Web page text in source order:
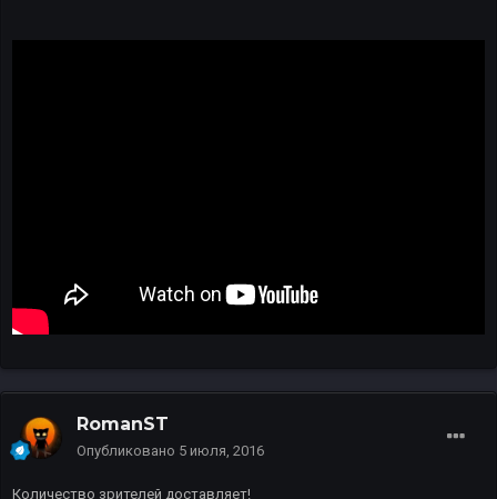
RomanST
Опубликовано 5 июля, 2016
Количество зрителей доставляет!